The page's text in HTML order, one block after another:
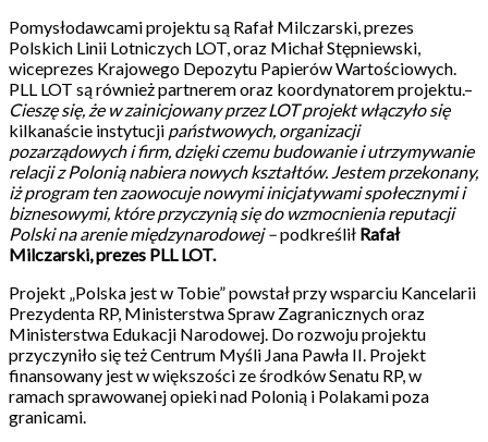
Pomysłodawcami projektu są Rafał Milczarski, prezes
Polskich Linii Lotniczych LOT, oraz Michał Stępniewski,
wiceprezes Krajowego Depozytu Papierów Wartościowych.
PLL LOT są również partnerem oraz koordynatorem projektu.–
Cieszę się, że w zainicjowany przez LOT projekt włączyło się
kilkanaście instytucji państwowych, organizacji
pozarządowych i firm, dzięki czemu budowanie i utrzymywanie
relacji z Polonią nabiera nowych kształtów. Jestem przekonany,
iż program ten zaowocujenowymi inicjatywami społecznymi i
biznesowymi, które przyczynią się do wzmocnienia reputacji
Polski na arenie międzynarodowej –podkreślił Rafał
Milczarski, prezes PLL LOT.
Projekt „Polska jest w Tobie” powstał przy wsparciu Kancelarii
Prezydenta RP, Ministerstwa Spraw Zagranicznych oraz
Ministerstwa Edukacji Narodowej. Do rozwoju projektu
przyczyniło się też Centrum Myśli Jana Pawła II. Projekt
finansowany jest w większości ze środków Senatu RP, w
ramach sprawowanej opieki nad Polonią i Polakami poza
granicami.